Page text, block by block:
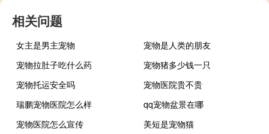
相关问题
女主是男主宠物
宠物是人类的朋友
宠物拉肚子吃什么药
宠物猪多少钱一只
宠物托运安全吗
宠物医院贵不贵
瑞鹏宠物医院怎么样
qq宠物盆景在哪
宠物医院怎么宣传
美短是宠物猫